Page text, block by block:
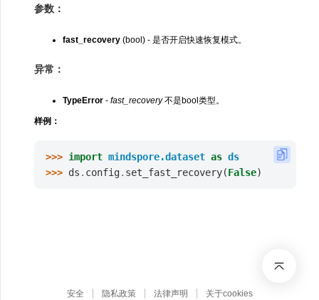
参数：
fast_recovery (bool) - 是否开启快速恢复模式。
异常：
TypeError - fast_recovery不是bool类型。
样例：
>>> import mindspore.dataset as ds
>>> ds . config. set_fast_recovery(False)
安全 隐私政策 法律声明 关于cookies